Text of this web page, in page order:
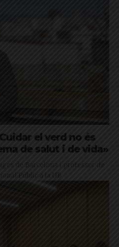
el verd no és
de salut i de vida»
de Barcelona i professor de
Públic a la UB